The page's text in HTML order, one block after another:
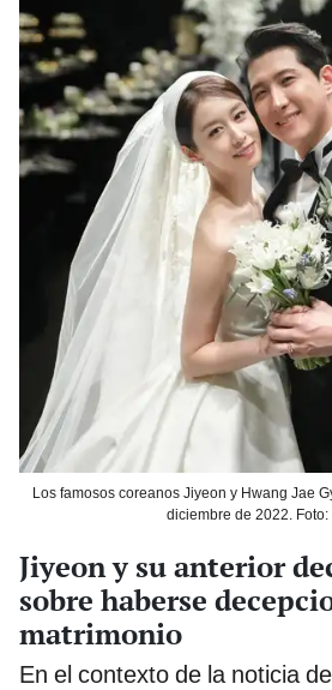
Los famosos coreanos Jiyeon y Hwang Jae
diciembre de 2022. Foto:
Jiyeon y su anterior
sobre haberse
matrimonio
En el contexto de la noticia